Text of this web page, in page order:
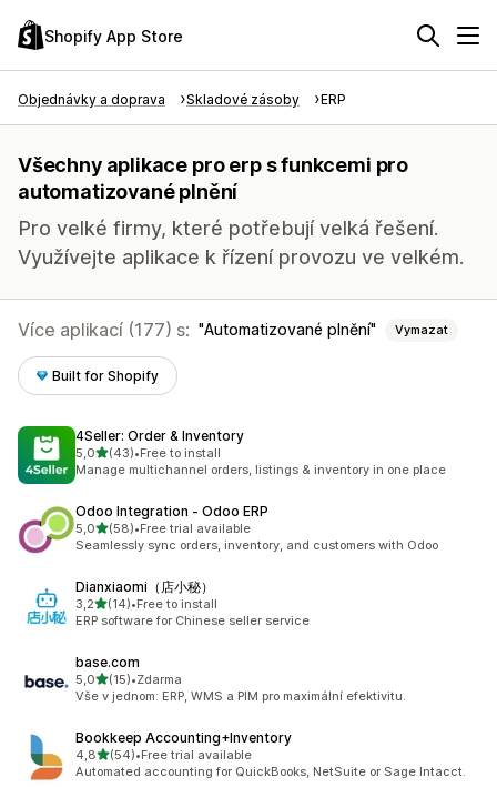
Shopify App Store
Objednávky a doprava Skladové zásoby ERP
Všechny aplikace pro erp s funkcemi pro
automatizované plnění
Pro velké firmy, které potřebují velká řešení.
Využívejte aplikace k řízení provozu ve velkém.
Více aplikací (177) s: Automatizované plnění Vymazat
Built for Shopify
4Seller: Order & Inventory
5,0z 5 hvězd
(43)
Celkový počet recenzí: 43
•Free to install
Manage multichannel orders, listings & inventory in one place
Odoo Integration ‑ Odoo ERP
5,0z 5 hvězd
(58)
Celkový počet recenzí: 58
•Free trial available
Seamlessly sync orders, inventory, and customers with Odoo
Dianxiaomi（店小秘）
3,2z 5 hvězd
(14)
Celkový počet recenzí: 14
•Free to install
ERP software for Chinese seller service
base.com
5,0z 5 hvězd
(15)
Celkový počet recenzí: 15
•Zdarma
Vše v jednom: ERP, WMS a PIM pro maximální efektivitu.
Bookkeep Accounting+Inventory
4,8z 5 hvězd
(54)
Celkový počet recenzí: 54
•Free trial available
Automated accounting for QuickBooks, NetSuite or Sage Intacct.